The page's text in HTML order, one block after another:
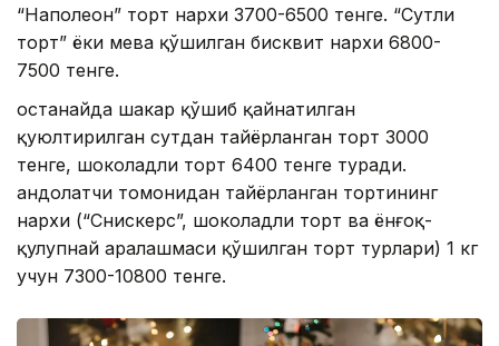
“Наполеон” торт нархи 3700-6500 тенге. “Сутли
торт” ёки мева қўшилган бисквит нархи 6800-
7500 тенге.
Қостанайда шакар қўшиб қайнатилган
қуюлтирилган сутдан тайёрланган торт 3000
тенге, шоколадли торт 6400 тенге туради.
Қандолатчи томонидан тайёрланган тортининг
нархи (“Сниcкерс”, шоколадли торт ва ёнғоқ-
қулупнай аралашмаси қўшилган торт турлари) 1 кг
учун 7300-10800 тенге.